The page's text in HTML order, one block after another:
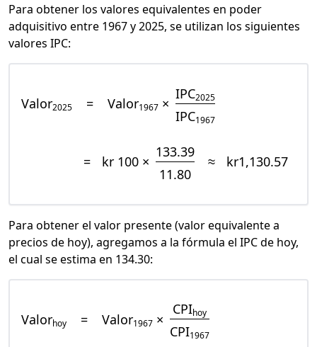
Para obtener los valores equivalentes en poder
adquisitivo entre 1967 y 2025, se utilizan los siguientes
valores IPC:
Valor2025 = Valor1967 ×
IPC2025
IPC1967
= kr 100 ×
133.39
11.80
≈ kr1,130.57
Para obtener el valor presente (valor equivalente a
precios de hoy), agregamos a la fórmula el IPC de hoy,
el cual se estima en 134.30:
Valorhoy = Valor1967 ×
CPIhoy
CPI1967